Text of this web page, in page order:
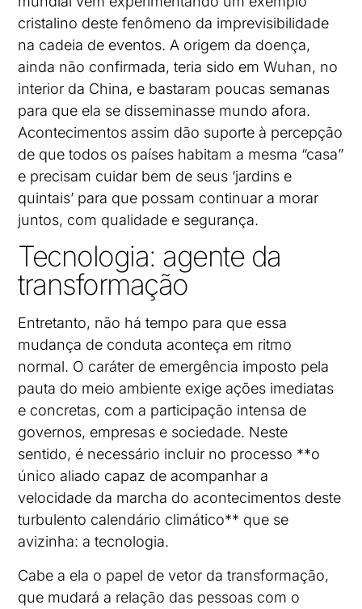
cristalino deste fenômeno da imprevisibilidade
na cadeia de eventos. A origem da doença,
ainda não confirmada, teria sido em Wuhan, no
interior da China, e bastaram poucas semanas
para que ela se disseminasse mundo afora.
Acontecimentos assim dão suporte à percepção
de que todos os países habitam a mesma “casa”
e precisam cuidar bem de seus ‘jardins e
quintais’ para que possam continuar a morar
juntos, com qualidade e segurança.
Tecnologia: agente da
transformação
Entretanto, não há tempo para que essa
mudança de conduta aconteça em ritmo
normal. O caráter de emergência imposto pela
pauta do meio ambiente exige ações imediatas
e concretas, com a participação intensa de
governos, empresas e sociedade. Neste
sentido, é necessário incluir no processo **o
único aliado capaz de acompanhar a
velocidade da marcha do acontecimentos deste
turbulento calendário climático** que se
avizinha: a tecnologia.
Cabe a ela o papel de vetor da transformação,
que mudará a relação das pessoas com o